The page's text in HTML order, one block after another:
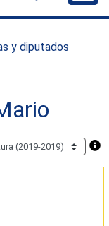
y diputados